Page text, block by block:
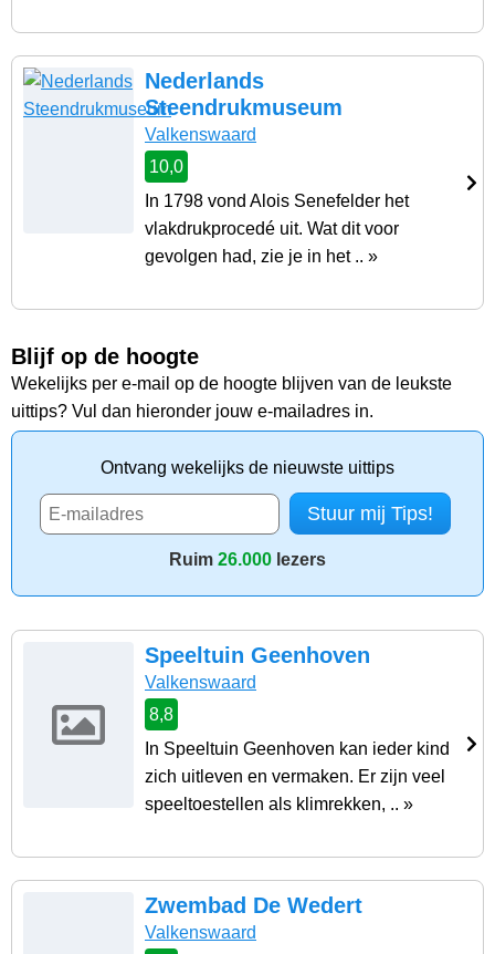
Nederlands
Steendrukmuseum
Valkenswaard
10,0
In 1798 vond Alois Senefelder het
vlakdrukprocedé uit. Wat dit voor
gevolgen had, zie je in het .. »
Blijf op de hoogte
Wekelijks per e-mail op de hoogte blijven van de leukste
uittips? Vul dan hieronder jouw e-mailadres in.
Ontvang wekelijks de nieuwste uittips
Ruim 26.000 lezers
Speeltuin Geenhoven
Valkenswaard
8,8
In Speeltuin Geenhoven kan ieder kind
zich uitleven en vermaken. Er zijn veel
speeltoestellen als klimrekken, .. »
Zwembad De Wedert
Valkenswaard